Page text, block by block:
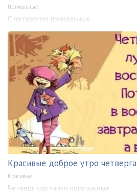
Прикольные
С четвергом прикольные
Красивые доброе утро четверга
Красивые
Четверг картинки прикольные